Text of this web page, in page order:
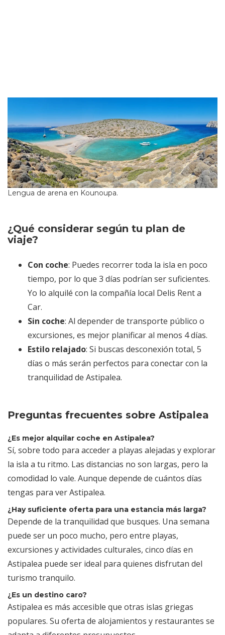
Lengua de arena en Kounoupa.
¿Qué considerar según tu plan de
viaje?
Con coche: Puedes recorrer toda la isla en poco
tiempo, por lo que 3 días podrían ser suficientes.
Yo lo alquilé con la compañía local Delis Rent a
Car.
Sin coche: Al depender de transporte público o
excursiones, es mejor planificar al menos 4 días.
Estilo relajado: Si buscas desconexión total, 5
días o más serán perfectos para conectar con la
tranquilidad de Astipalea.
Preguntas frecuentes sobre Astipalea
¿Es mejor alquilar coche en Astipalea?
Sí, sobre todo para acceder a playas alejadas y explorar
la isla a tu ritmo. Las distancias no son largas, pero la
comodidad lo vale. Aunque depende de cuántos días
tengas para ver Astipalea.
¿Hay suficiente oferta para una estancia más larga?
Depende de la tranquilidad que busques. Una semana
puede ser un poco mucho, pero entre playas,
excursiones y actividades culturales, cinco días en
Astipalea puede ser ideal para quienes disfrutan del
turismo tranquilo.
¿Es un destino caro?
Astipalea es más accesible que otras islas griegas
populares. Su oferta de alojamientos y restaurantes se